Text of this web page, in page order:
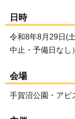
日時
令和8年8月29日(
中止・予備日なし）
会場
手賀沼公園・アビ